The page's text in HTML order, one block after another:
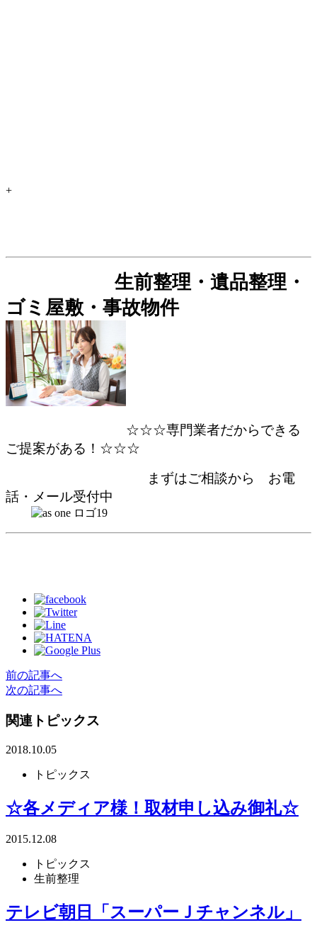
+
生前整理・遺品整理・
ゴミ屋敷・事故物件
☆☆☆専門業者だからできる
ご提案がある！☆☆☆
まずはご相談から お電
話・メール受付中
前の記事へ
次の記事へ
関連トピックス
2018.10.05
トピックス
☆各メディア様！取材申し込み御礼☆
2015.12.08
トピックス
生前整理
テレビ朝日「スーパーＪチャンネル」